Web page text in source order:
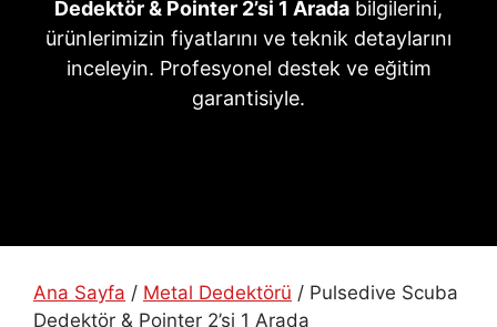
Dedektör & Pointer 2’si 1 Arada bilgilerini,
ürünlerimizin fiyatlarını ve teknik detaylarını
inceleyin. Profesyonel destek ve eğitim
garantisiyle.
Ana Sayfa / Metal Dedektörü / Pulsedive Scuba
Dedektör & Pointer 2’si 1 Arada